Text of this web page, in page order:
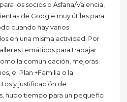
los socios o Asfana/Valencia,
de Google muy útiles para
cuando hay varios
en una misma actividad. Por
temáticos para trabajar
la comunicación, mejoras
el Plan +Familia o la
y justificación de
hubo tiempo para un pequeño